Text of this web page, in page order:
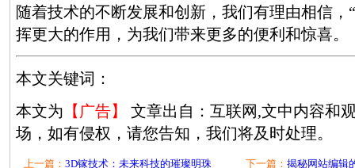
随着技术的不断发展和创新，我们有理由相信，
挥更大的作用，为我们带来更多的便利和惊喜。
本文关键词：
本文为 【广告】
文章出自：互联网,文中内容和
场，如有侵权，请您告知，我们将及时处理。
上一篇： 3D镓技术：未来科技的璀璨明珠 下一篇： 揭秘网站编辑